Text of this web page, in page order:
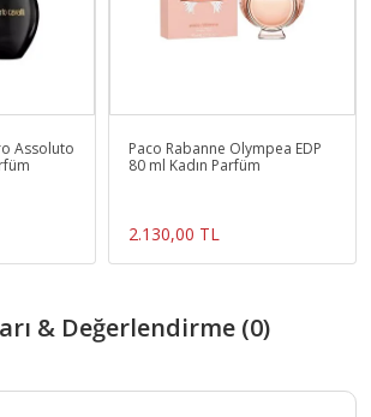
Assoluto
Paco Rabanne Olympea EDP
80 ml Kadın Parfüm
2.130,00 TL
& Değerlendirme (0)